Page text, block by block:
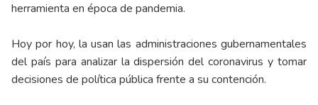
herramienta en época de pandemia.
Hoy por hoy, la usan las administraciones gubernamentales
del país para analizar la dispersión del coronavirus y tomar
decisiones de política pública frente a su contención.